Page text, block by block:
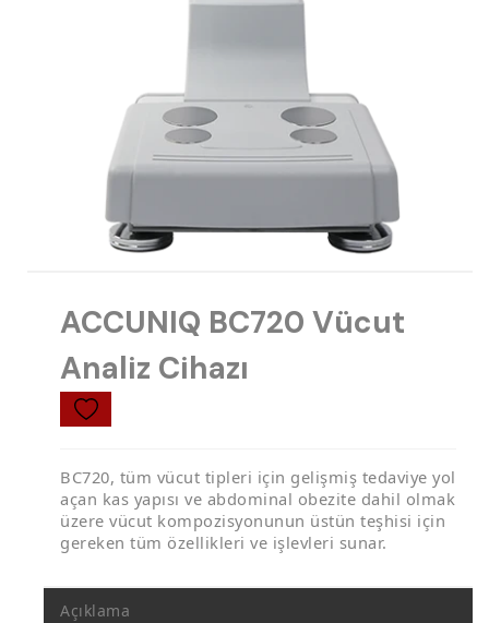
ACCUNIQ BC720 Vücut
Analiz Cihazı
BC720, tüm vücut tipleri için gelişmiş tedaviye yol
açan kas yapısı ve abdominal obezite dahil olmak
üzere vücut kompozisyonunun üstün teşhisi için
gereken tüm özellikleri ve işlevleri sunar.
Açıklama